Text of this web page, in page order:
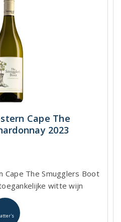
Cape The
2023
Cape The Smugglers Boot
witte wijn